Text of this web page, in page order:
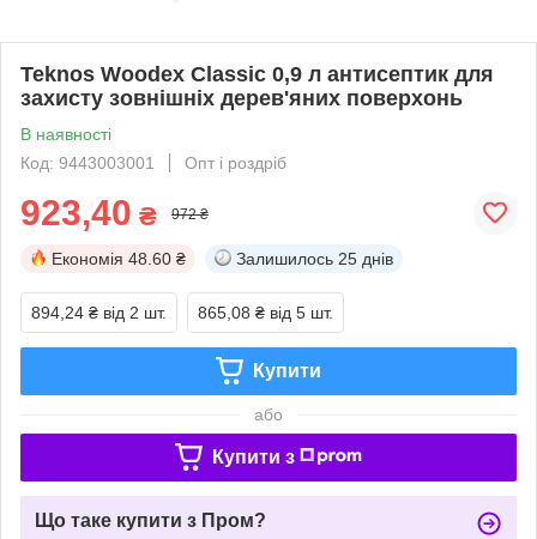
Teknos Woodex Classic 0,9 л антисептик для
захисту зовнішніх дерев'яних поверхонь
В наявності
Код: 9443003001
Опт і роздріб
923,40 ₴ 972 ₴
Економія 48.60 ₴ Залишилось 25 днів
894,24 ₴ від 2 шт. 865,08 ₴ від 5 шт.
Купити
або
Купити з
Що таке купити з Пром?